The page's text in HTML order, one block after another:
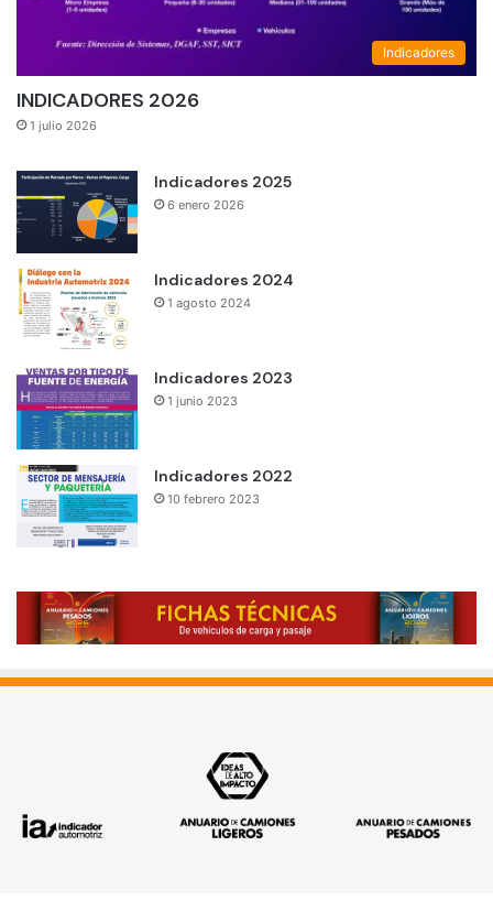
Indicadores
INDICADORES 2026
1 julio 2026
Indicadores 2025
6 enero 2026
Indicadores 2024
1 agosto 2024
Indicadores 2023
1 junio 2023
Indicadores 2022
10 febrero 2023